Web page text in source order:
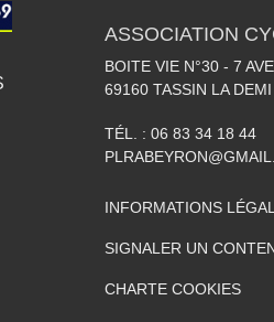
ASSOCIATION
BOITE VIE N°30 - 7
69160 TASSIN LA
TÉL. : 06 83 34 18 44
INFORMATIONS
SIGNALER UN
CHARTE COOKIES